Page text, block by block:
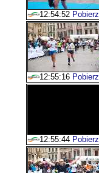
12:54:52 Pobierz
12:55:16 Pobierz
12:55:44 Pobierz